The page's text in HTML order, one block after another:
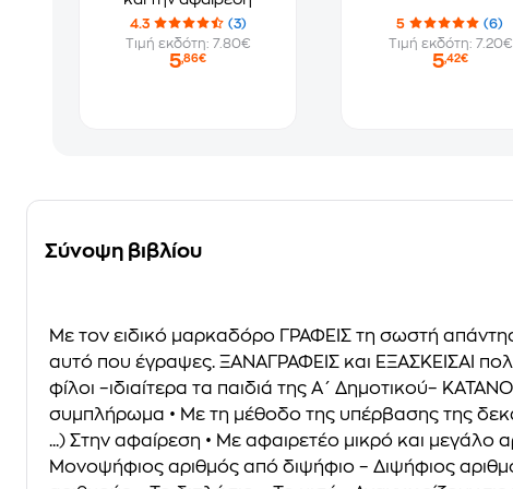
4.3
(3)
Τιμή εκδότη: 7.80€
5,86€
5
(6)
Τιμή εκδότη: 7.20€
5,42€
Σύνοψη βιβλίου
Με τον ειδικό μαρκαδόρο ΓΡΑΦΕΙΣ τη σωστή
αυτό που έγραψες. ΞΑΝΑΓΡΑΦΕΙΣ και ΕΞΑΣΚΕΙΣΑΙ
φίλοι –ιδιαίτερα τα παιδιά της Α΄ Δημοτικού–
συμπλήρωμα • Με τη μέθοδο της υπέρβασης της
...) Στην αφαίρεση • Με αφαιρετέο μικρό και
Μονοψήφιος αριθμός από διψήφιο – Διψήφιος